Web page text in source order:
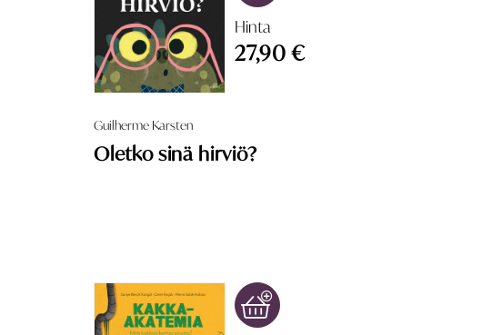
Hinta
27,90 €
Guilherme Karsten
Oletko sinä hirviö?